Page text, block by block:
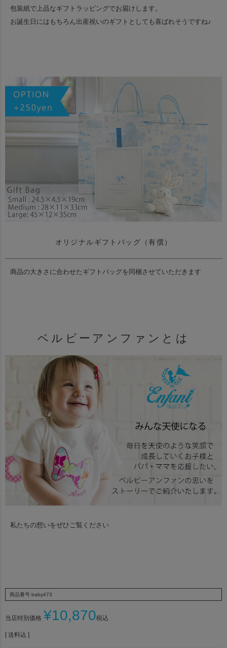
包装紙で上品なギフトラッピングでお届けします。
お誕生日にはもちろん出産祝いのギフトとしても喜ばれそうですね♪
オリジナルギフトバッグ（有償）
商品の大きさに合わせたギフトバッグを同梱させていただきます
ベルビーアンファンとは
私たちの想いをぜひご覧ください
商品番号 baby473
当店特別価格 ¥10,870税込
送料込